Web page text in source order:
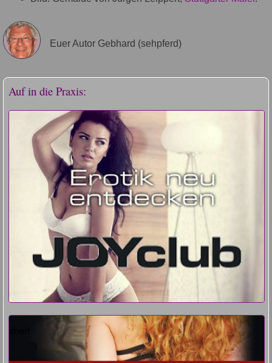
Euer Autor Gebhard (sehpferd)
Auf in die Praxis: